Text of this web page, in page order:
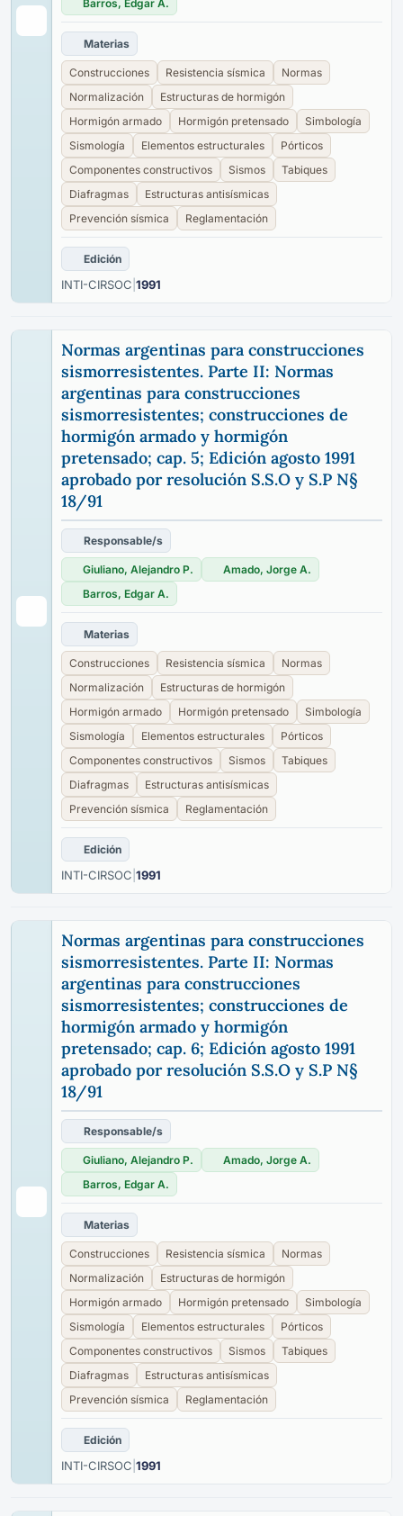
Barros, Edgar A.
Materias
Construcciones Resistencia sísmica
Normas
Normalización
Estructuras de hormigón
Hormigón armado
Hormigón pretensado
Simbología
Sismología
Elementos estructurales
Pórticos
Componentes constructivos
Sismos
Tabiques
Diafragmas
Estructuras antisísmicas
Prevención sísmica
Reglamentación
Edición
INTI-CIRSOC 1991
Normas argentinas para construcciones
sismorresistentes. Parte II: Normas
argentinas para construcciones
sismorresistentes; construcciones de
hormigón armado y hormigón
pretensado; cap. 5; Edición agosto 1991
aprobado por resolución S.S.O y S.P N§
18/91
Responsable/s
Giuliano, Alejandro P.
Amado, Jorge A.
Barros, Edgar A.
Materias
Construcciones Resistencia sísmica
Normas
Normalización
Estructuras de hormigón
Hormigón armado
Hormigón pretensado
Simbología
Sismología
Elementos estructurales
Pórticos
Componentes constructivos
Sismos
Tabiques
Diafragmas
Estructuras antisísmicas
Prevención sísmica
Reglamentación
Edición
INTI-CIRSOC 1991
Normas argentinas para construcciones
sismorresistentes. Parte II: Normas
argentinas para construcciones
sismorresistentes; construcciones de
hormigón armado y hormigón
pretensado; cap. 6; Edición agosto 1991
aprobado por resolución S.S.O y S.P N§
18/91
Responsable/s
Giuliano, Alejandro P.
Amado, Jorge A.
Barros, Edgar A.
Materias
Construcciones Resistencia sísmica
Normas
Normalización
Estructuras de hormigón
Hormigón armado
Hormigón pretensado
Simbología
Sismología
Elementos estructurales
Pórticos
Componentes constructivos
Sismos
Tabiques
Diafragmas
Estructuras antisísmicas
Prevención sísmica
Reglamentación
Edición
INTI-CIRSOC 1991